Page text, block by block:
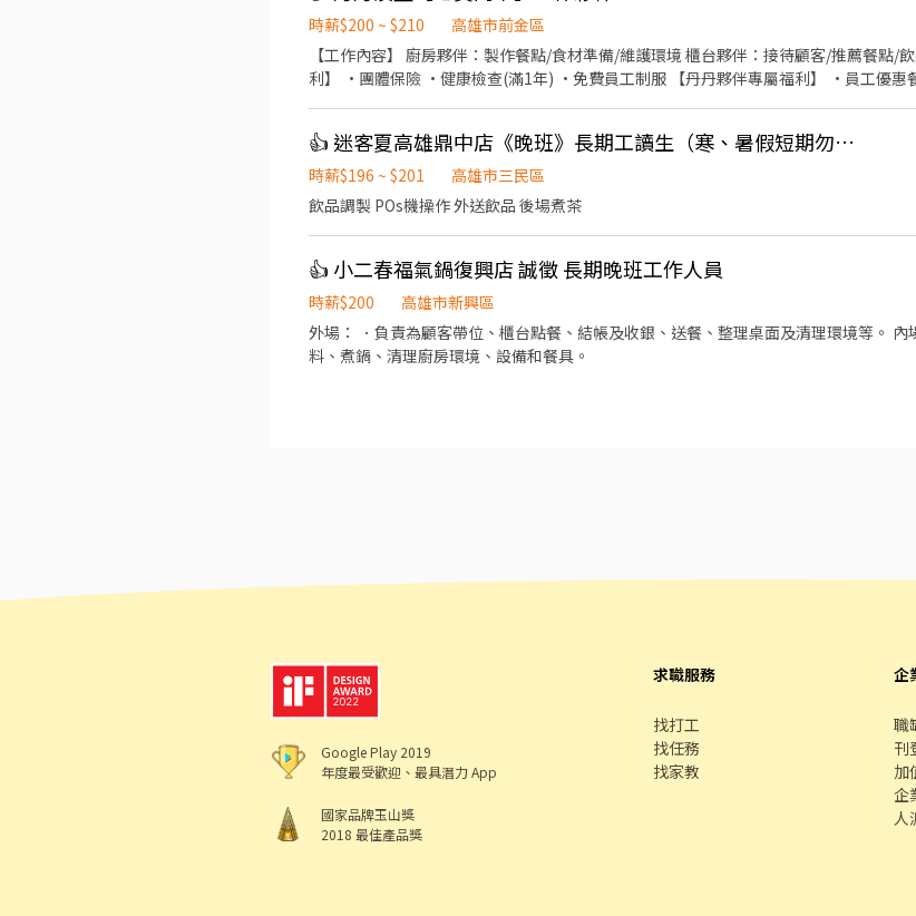
時薪$200 ~ $210
高雄市前金區
【工作內容】 廚房夥伴：製作餐點/食材準備/維護環境 櫃台夥伴：接待顧客/推薦餐點/
利】 ·團體保險 ·健康檢查(滿1年) ·免費員工制服 【丹丹夥伴專屬福利】 ·員工優惠
👍 迷客夏高雄鼎中店《晚班》長期工讀生（寒、暑假短期勿投）
時薪$196 ~ $201
高雄市三民區
飲品調製 POs機操作 外送飲品 後場煮茶
👍 小二春福氣鍋復興店 誠徵 長期晚班工作人員
時薪$200
高雄市新興區
外場： ．負責為顧客帶位、櫃台點餐、結帳及收銀、送餐、整理桌面及清理環境等。
料、煮鍋、清理廚房環境、設備和餐具。
求職服務
找打工
找任務
找家教
企
職
刊
加
企
人
Google Play 2019
年度最受歡迎、最具潛力 App
國家品牌玉山獎
2018 最佳產品獎